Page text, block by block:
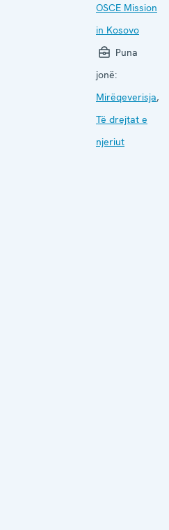
OSCE Mission
in Kosovo
Puna
jonë:
Mirëqeverisja,
Të drejtat e
njeriut